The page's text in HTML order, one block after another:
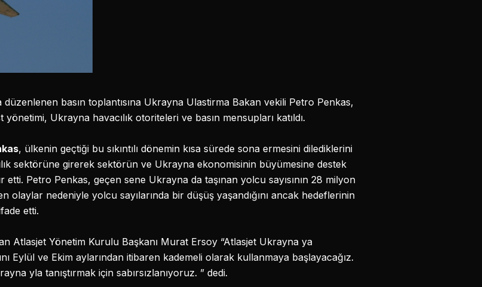
düzenlenen basın toplantısına Ukrayna Ulastirma Bakan vekili Petro Penkas,
Ukrayna havacılık otoriteleri ve basın mensupları katıldı.
, ülkenin geçtiği bu sıkıntılı dönemin kısa sürede sona ermesini dilediklerini
sektörüne girerek sektörün ve Ukrayna ekonomisinin büyümesine destek
Petro Penkas, geçen sene Ukrayna da taşınan yolcu sayısının 28 milyon
nedeniyle yolcu sayılarında bir düşüş yaşandığını ancak hedeflerinin
etti.
Atlasjet Yönetim Kurulu Başkanı Murat Ersoy “Atlasjet Ukrayna ya
Eylül ve Ekim aylarından itibaren kademeli olarak kullanmaya başlayacağız.
yla tanıştırmak için sabırsızlanıyoruz. ” dedi.